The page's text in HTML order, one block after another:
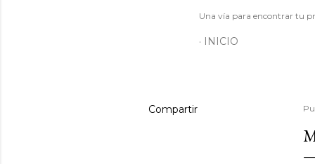
Una vía para encontrar tu
INICIO
Compartir